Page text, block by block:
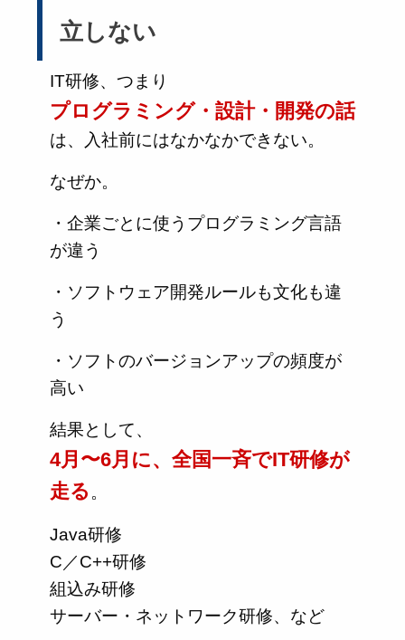
立しない
IT研修、つまり
プログラミング・設計・開発の話
は、入社前にはなかなかできない。
なぜか。
・企業ごとに使うプログラミング言語
が違う
・ソフトウェア開発ルールも文化も違
う
・ソフトのバージョンアップの頻度が
高い
結果として、
4月〜6月に、全国一斉でIT研修が
走る 。
Java研修
C／C++研修
組込み研修
サーバー・ネットワーク研修、など